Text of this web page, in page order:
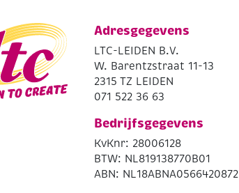
Adresgegevens
LTC-LEIDEN B.V.
W. Barentzstraat 11-13
2315 TZ LEIDEN
071 522 36 63
Bedrijfsgegevens
KvKnr: 28006128
BTW: NL819138770B01
ABN: NL18ABNA0566420872